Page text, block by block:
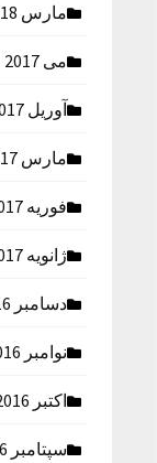
مارس 2018
می 2017
آوریل 2017
مارس 2017
فوریه 2017
ژانویه 2017
دسامبر 2016
نوامبر 2016
اکتبر 2016
سپتامبر 2016